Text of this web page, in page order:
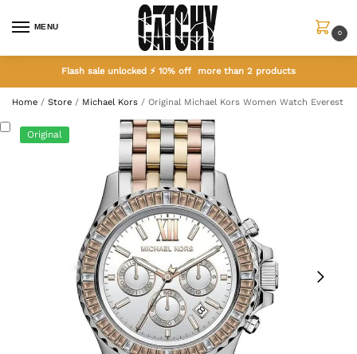
MENU
0
Flash sale unlocked ⚡ 10% off more than 2 products
Home / Store / Michael Kors / Original Michael Kors Women Watch Everest
Original